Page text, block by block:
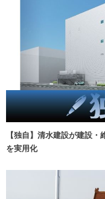
【独自】清水建設が建設
を実用化